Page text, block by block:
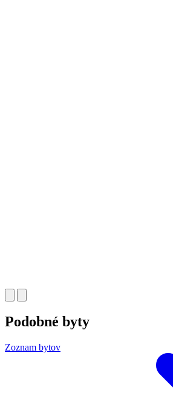
Podobné byty
Zoznam bytov